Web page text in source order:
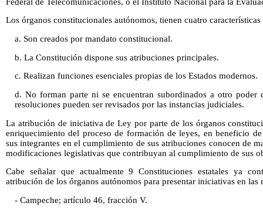
Los órganos constitucionales autónomos, tienen cuatro características
a. Son creados por mandato constitucional.
b. La Constitución dispone sus atribuciones principales.
c. Realizan funciones esenciales propias de los Estados modernos.
d. No forman parte ni se encuentran subordinados a otro poder
resoluciones pueden ser revisados por las instancias judiciales.
La atribución de iniciativa de Ley por parte de los órganos
enriquecimiento del proceso de formación de leyes, en beneficio
sus integrantes en el cumplimiento de sus atribuciones conocen de
modificaciones legislativas que contribuyan al cumplimiento de sus
Cabe señalar que actualmente 9 Constituciones estatales ya
atribución de los órganos autónomos para presentar iniciativas en las
- Campeche; artículo 46, fracción V.